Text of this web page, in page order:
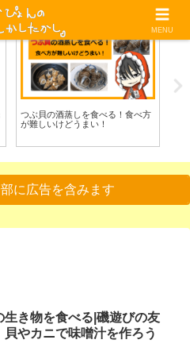
料理/食べる
つぶ貝の酒蒸しを食べる！食べ方
が難しいけどうまい！
に広告を含みます
生き物を食べる|磯遊びの友
貝やカニで味噌汁を作ろう
MENU